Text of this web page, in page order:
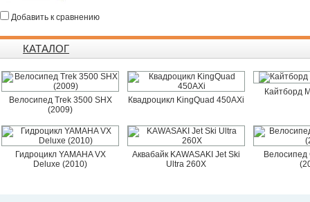
Добавить к сравнению
КАТАЛОГ
Велосипед Trek 3500 SHX
(2009)
Квадроцикл KingQuad 450AXi
Кайтборд
Гидроцикл YAMAHA VX
Deluxe (2010)
Аквабайк KAWASAKI Jet Ski
Ultra 260X
Велосипед